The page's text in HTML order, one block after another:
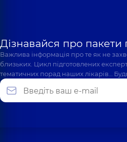
Дізнавайся про
Важлива інформація про те як не
близьких. Цикл підготовлених
тематичних порад наших лікарів…